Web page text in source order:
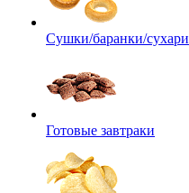
Сушки/баранки/сухари
Готовые завтраки